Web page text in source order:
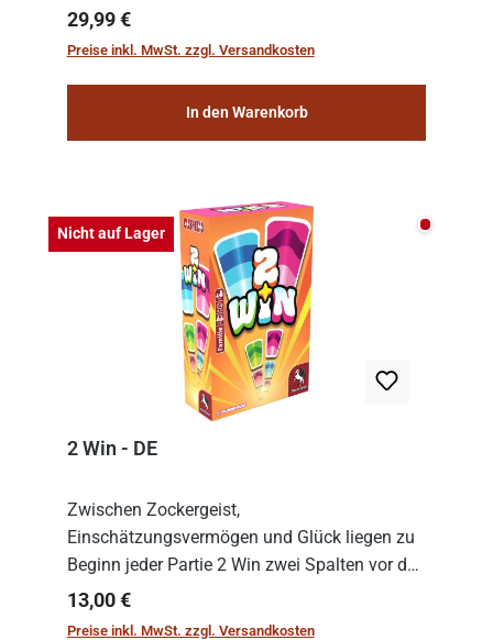
team of experts from the Vatican undertook
the meticulous job of cleaning and
Regulärer Preis:
29,99 €
Preise inkl. MwSt. zzgl. Versandkosten
In den Warenkorb
Nicht auf Lager Nicht
2 Win - DE
Zwischen Zockergeist,
Einschätzungsvermögen und Glück liegen zu
Beginn jeder Partie 2 Win zwei Spalten vor den
Spielenden aus, die es in die Höhe zu treiben
gilt. Doch das geht natürlich nur, solange man
Regulärer Preis:
13,00 €
Preise inkl. MwSt. zzgl. Versandkosten